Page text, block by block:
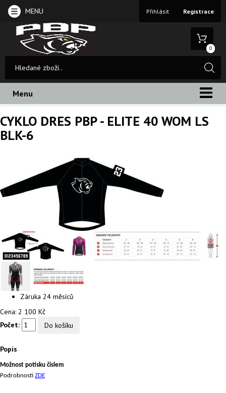
MENU Přihlásit Registrace
0
Menu
CYKLO DRES PBP - ELITE 40 WOM LS
BLK-6
Záruka 24 měsíců
Cena: 2 100 Kč
Počet:
Popis
Možnost potisku číslem
Podrobnosti ZDE